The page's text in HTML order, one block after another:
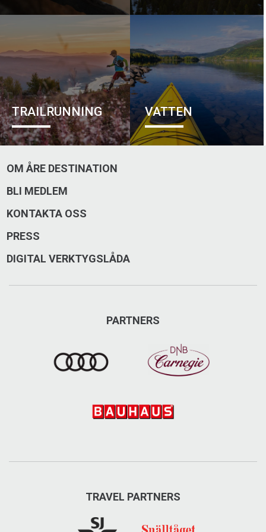
Besök på Instagram
Åre Sportshop
Åre sportshop i Undersåker erbjuder allt från hyra och
Fjällfararvägen 10, Undersåker
+46 647-305 00
info@aresportshop.se
TRAILRUNNING VATTEN
OM ÅRE DESTINATION
BLI MEDLEM
KONTAKTA OSS
PRESS
DIGITAL VERKTYGSLÅDA
PARTNERS
TRAVEL PARTNERS